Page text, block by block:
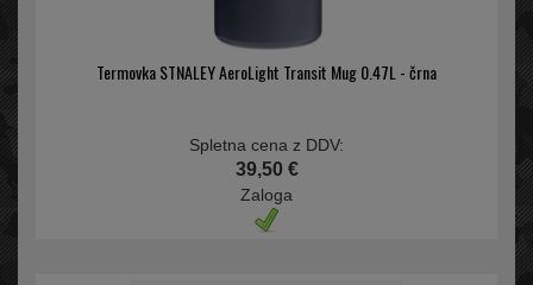
Termovka STNALEY AeroLight Transit Mug 0.47L - črna
Spletna cena z DDV:
39,50 €
Zaloga